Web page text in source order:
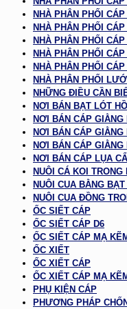
NHÀ PHÂN PHỐI
NHÀ PHÂN PHỐI
NHÀ PHÂN PHỐI
NHÀ PHÂN PHỐI
NHÀ PHÂN PHỐI
NHÀ PHÂN PHỐI
NHỮNG ĐIỀU CẦN
NƠI BÁN BẠT LÓT
NƠI BÁN CÁP GIẰNG
NƠI BÁN CÁP GIẰNG
NƠI BÁN CÁP GIẰNG
NƠI BÁN CÁP LỤA
NUÔI CÁ KOI TRONG
NUÔI CUA BẰNG
NUÔI CUA ĐỒNG
ỐC SIẾT CÁP
ỐC SIẾT CÁP D6
ỐC SIẾT CÁP MẠ
ỐC XIẾT
ỐC XIẾT CÁP
ỐC XIẾT CÁP MẠ
PHỤ KIỆN CÁP
PHƯƠNG PHÁP